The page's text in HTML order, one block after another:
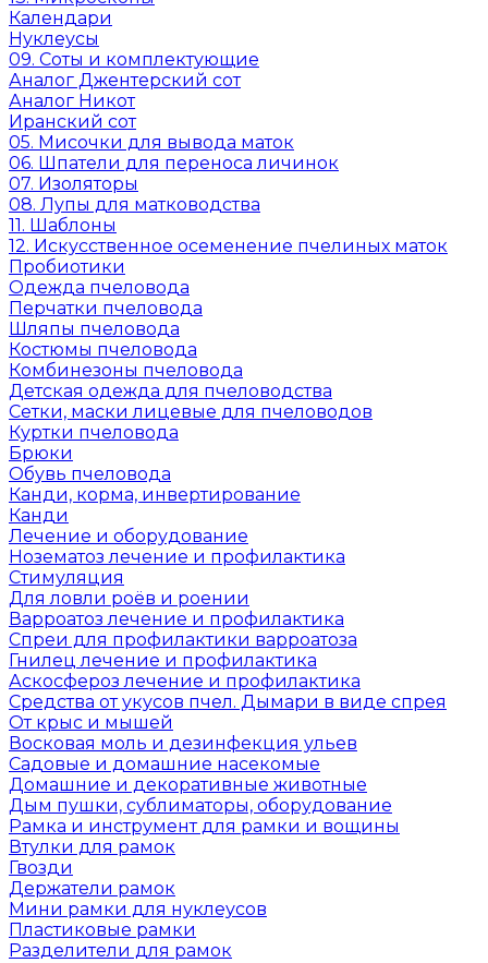
Календари
Нуклеусы
09. Соты и комплектующие
Аналог Джентерский сот
Аналог Никот
Иранский сот
05. Мисочки для вывода маток
06. Шпатели для переноса личинок
07. Изоляторы
08. Лупы для матководства
11. Шаблоны
12. Искусственное осеменение пчелиных маток
Пробиотики
Одежда пчеловода
Перчатки пчеловода
Шляпы пчеловода
Костюмы пчеловода
Комбинезоны пчеловода
Детская одежда для пчеловодства
Сетки, маски лицевые для пчеловодов
Куртки пчеловода
Брюки
Обувь пчеловода
Канди, корма, инвертирование
Канди
Лечение и оборудование
Нозематоз лечение и профилактика
Стимуляция
Для ловли роёв и роении
Варроатоз лечение и профилактика
Спреи для профилактики варроатоза
Гнилец лечение и профилактика
Аскосфероз лечение и профилактика
Средства от укусов пчел. Дымари в виде спрея
От крыс и мышей
Восковая моль и дезинфекция ульев
Садовые и домашние насекомые
Домашние и декоративные животные
Дым пушки, сублиматоры, оборудование
Рамка и инструмент для рамки и вощины
Втулки для рамок
Гвозди
Держатели рамок
Мини рамки для нуклеусов
Пластиковые рамки
Разделители для рамок